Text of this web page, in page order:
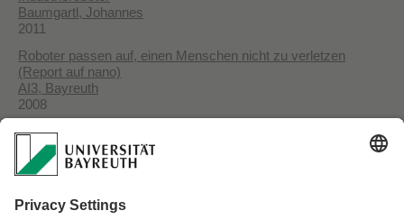
Baumgartl, Johannes
2011
Roboter passen auf, einen Menschen nicht zu verletzen
(Report auf nano)
AI3, Bayreuth
2008
Bildbasierte Erzeugung kollisionsfreier Transferbewegungen
für Industrieroboter
Ebert, Dirk
2003
SIMERO: Path Planning